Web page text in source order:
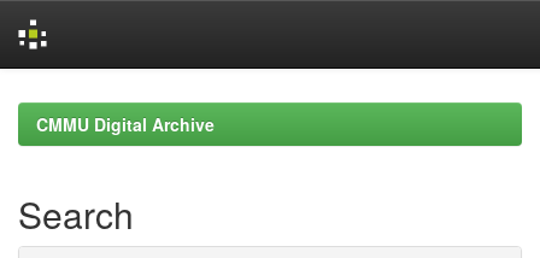
navigationCMMU Digital Archive
Search